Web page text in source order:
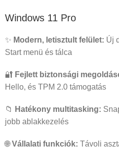
Windows 11 Pro
✨ Modern, letisztult felület: Új
Start menü és tálca
🔐 Fejlett biztonsági
Hello, és TPM 2.0 támogatás
📁 Hatékony multitasking:
jobb ablakkezelés
🌐Vállalati funkciók: Távoli